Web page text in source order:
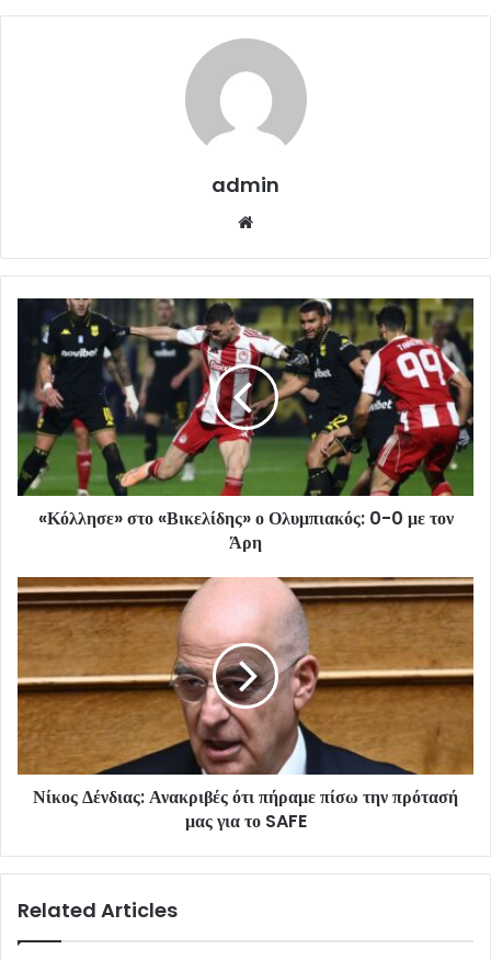
admin
«Κόλλησε» στο «Βικελίδης» ο Ολυμπιακός: 0-0 με τον
Άρη
Νίκος Δένδιας: Ανακριβές ότι πήραμε πίσω την πρότασή
μας για το SAFE
Related Articles